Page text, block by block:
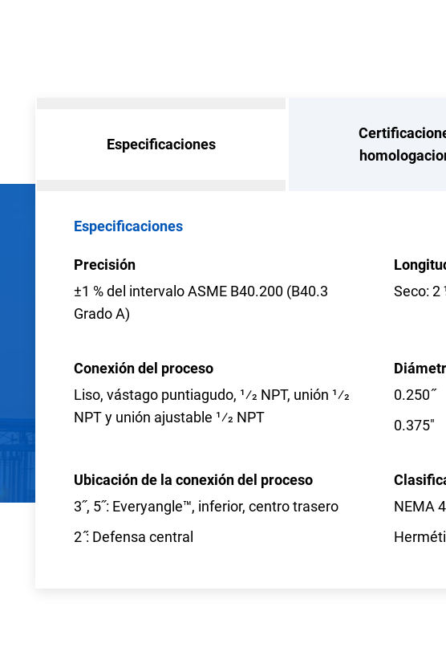
Especificaciones
Especificaciones
Precisión
±1 % del intervalo ASME B40.200 (B40.3
Grado A)
Seco: 2
Conexión del proceso
Liso, vástago puntiagudo, 1⁄2 NPT, unión 1⁄2
NPT y unión ajustable 1⁄2 NPT
0.250 ̋
0.375"
Ubicación de la conexión del proceso
3˝, 5˝: Everyangle™, inferior, centro trasero
2 ̋: Defensa central
NEMA